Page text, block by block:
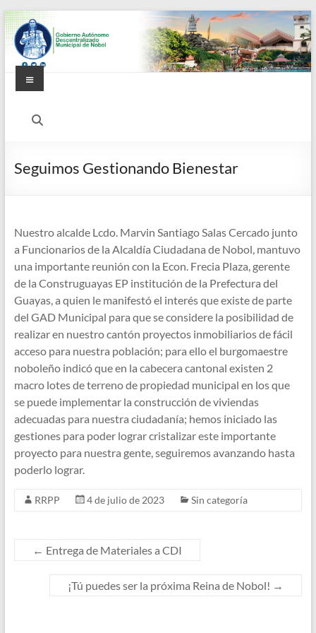
Saltar
al
contenido
Alcaldía
de
Menú
Seguimos Gestionando Bienestar
Nuestro alcalde Lcdo. Marvin Santiago Salas Cercado junto
a Funcionarios de la Alcaldía Ciudadana de Nobol, mantuvo
una importante reunión con la Econ. Frecia Plaza, gerente
de la Construguayas EP institución de la Prefectura del
Guayas, a quien le manifestó el interés que existe de parte
del GAD Municipal para que se considere la posibilidad de
realizar en nuestro cantón proyectos inmobiliarios de fácil
acceso para nuestra población; para ello el burgomaestre
noboleño indicó que en la cabecera cantonal existen 2
macro lotes de terreno de propiedad municipal en los que
se puede implementar la construcción de viviendas
adecuadas para nuestra ciudadanía; hemos iniciado las
gestiones para poder lograr cristalizar este importante
proyecto para nuestra gente, seguiremos avanzando hasta
poderlo lograr.
RRPP 4 de julio de 2023 Sin categoría
← Entrega de Materiales a CDI
¡Tú puedes ser la próxima Reina de Nobol! →